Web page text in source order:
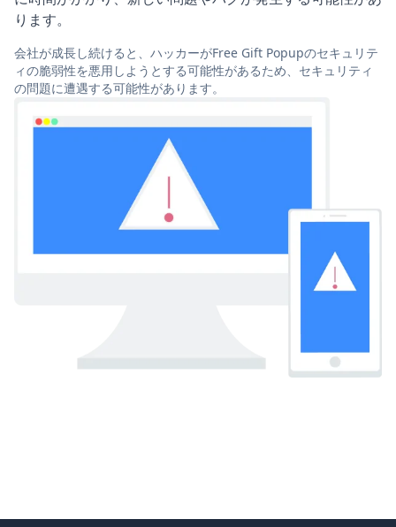
ります。
会社が成長し続けると、ハッカーがFree Gift Popupのセキュリテ
ィの脆弱性を悪用しようとする可能性があるため、セキュリティ
の問題に遭遇する可能性があります。